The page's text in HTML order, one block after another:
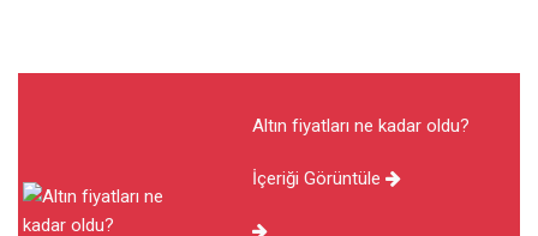
Altın fiyatları ne kadar oldu?
İçeriği Görüntüle